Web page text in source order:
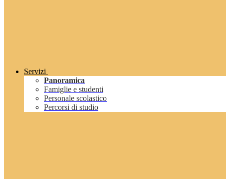
Servizi
Panoramica
Famiglie e studenti
Personale scolastico
Percorsi di studio